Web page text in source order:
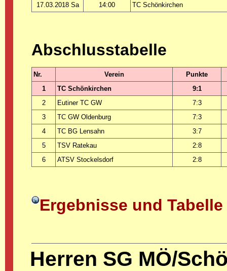
17.03.2018 Sa
14:00 TC Schönkirchen
Abschlusstabelle
Nr. Verein
Punkte
1
TC Schönkirchen
9:1
2
Eutiner TC GW
7:3
3
TC GW Oldenburg
7:3
4
TC BG Lensahn
3:7
5
TSV Ratekau
2:8
6
ATSV Stockelsdorf 2:8
Ergebnisse und Tabelle
Herren SG MÖ/